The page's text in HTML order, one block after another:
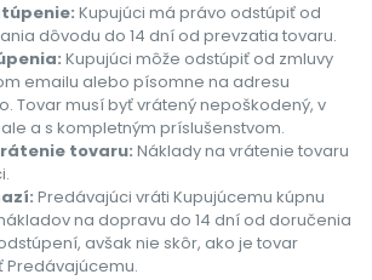
Kupujúci má právo odstúpiť od
dôvodu do 14 dní od prevzatia tovaru.
Kupujúci môže odstúpiť od zmluvy
emailu alebo písomne na adresu
Tovar musí byť vrátený nepoškodený, v
a s kompletným príslušenstvom.
tovaru: Náklady na vrátenie tovaru
Predávajúci vráti Kupujúcemu kúpnu
na dopravu do 14 dní od doručenia
avšak nie skôr, ako je tovar
Predávajúcemu.